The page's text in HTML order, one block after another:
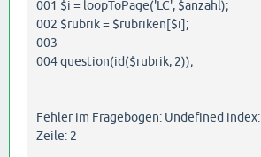
001 $i = loopToPage('LC', $anzahl);
002 $rubrik = $rubriken[$i];
003
004 question(id($rubrik, 2));
Fehler im Fragebogen: Undefined index:
Zeile: 2